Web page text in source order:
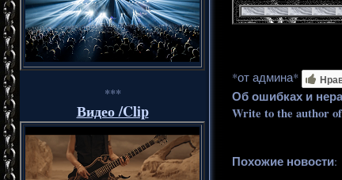
***
Видео /Clip
*от админа*
Об ошибках и
Write to the author
Похожие новости: